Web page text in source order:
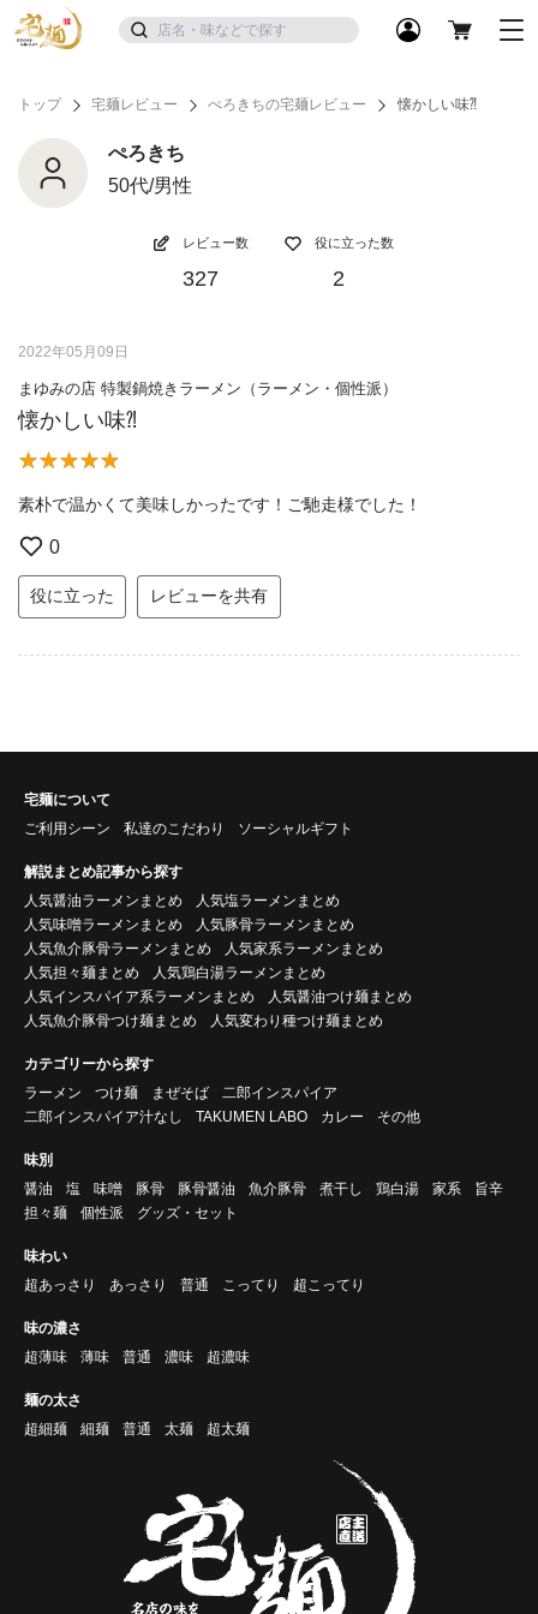
トップ 宅麺レビュー ぺろきちの宅麺レビュー 懐かしい味⁈
ぺろきち
50代/男性
レビュー数
327
役に立った数
2
2022年05月09日
まゆみの店 特製鍋焼きラーメン（ラーメン・個性派）
懐かしい味⁈
素朴で温かくて美味しかったです！ご馳走様でした！
0
役に立った レビューを共有
宅麺について
ご利用シーン
私達のこだわり ソーシャルギフト
解説まとめ記事から探す
人気醤油ラーメンまとめ
人気塩ラーメンまとめ
人気味噌ラーメンまとめ
人気豚骨ラーメンまとめ
人気魚介豚骨ラーメンまとめ
人気家系ラーメンまとめ
人気担々麺まとめ
人気鶏白湯ラーメンまとめ
人気インスパイア系ラーメンまとめ
人気醤油つけ麺まとめ
人気魚介豚骨つけ麺まとめ
人気変わり種つけ麺まとめ
カテゴリーから探す
ラーメン
つけ麺 まぜそば
二郎インスパイア
二郎インスパイア汁なし
TAKUMEN LABO カレー その他
味別
醤油
塩 味噌 豚骨 豚骨醤油 魚介豚骨 煮干し 鶏白湯 家系
旨辛
担々麺
個性派 グッズ・セット
味わい
超あっさり
あっさり 普通 こってり 超こってり
味の濃さ
超薄味
薄味 普通 濃味 超濃味
麺の太さ
超細麺
細麺 普通 太麺 超太麺